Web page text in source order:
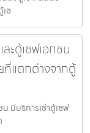
ซ
ะตู้เซฟเอกชน
ที่แตกต่างจากตู้
มีบริการเช่าตู้เซฟ